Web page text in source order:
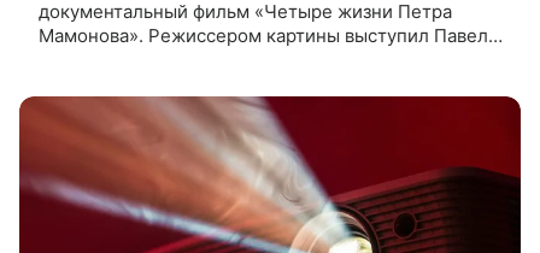
документальный фильм «Четыре жизни Петра
Мамонова». Режиссером картины выступил Павел